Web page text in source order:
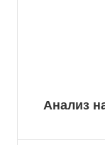
Анализ